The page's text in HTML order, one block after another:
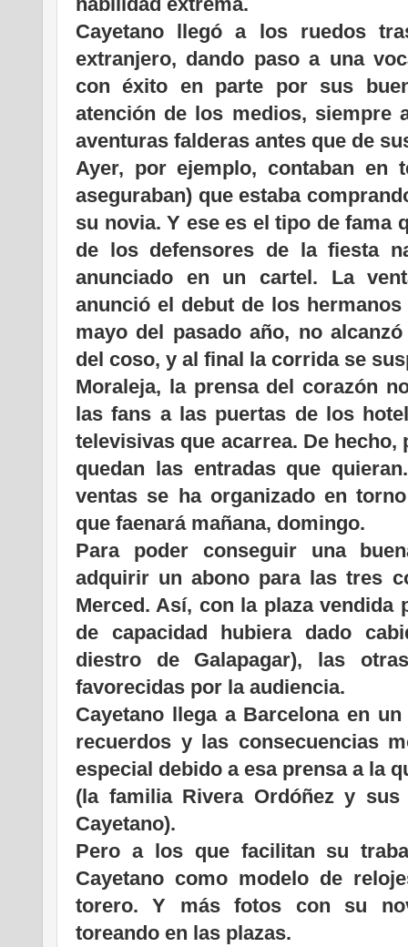
Cayetano llegó a los ruedos
extranjero, dando paso a una
con éxito en parte por sus
atención de los medios, siempre
aventuras falderas antes que de
Ayer, por ejemplo, contaban en
aseguraban) que estaba
su novia. Y ese es el tipo de fama
de los defensores de la fiesta
anunciado en un cartel. La
anunció el debut de los
mayo del pasado año, no
del coso, y al final la corrida se
Moraleja, la prensa del corazón
las fans a las puertas de los
televisivas que acarrea. De
quedan las entradas que
ventas se ha organizado en
que faenará mañana, domingo.
Para poder conseguir una
adquirir un abono para las tres
Merced. Así, con la plaza vendida
de capacidad hubiera dado
diestro de Galapagar), las
favorecidas por la audiencia.
Cayetano llega a Barcelona en
recuerdos y las consecuencias
especial debido a esa prensa a la
(la familia Rivera Ordóñez y
Cayetano).
Pero a los que facilitan su
Cayetano como modelo de
torero. Y más fotos con su
toreando en las plazas.